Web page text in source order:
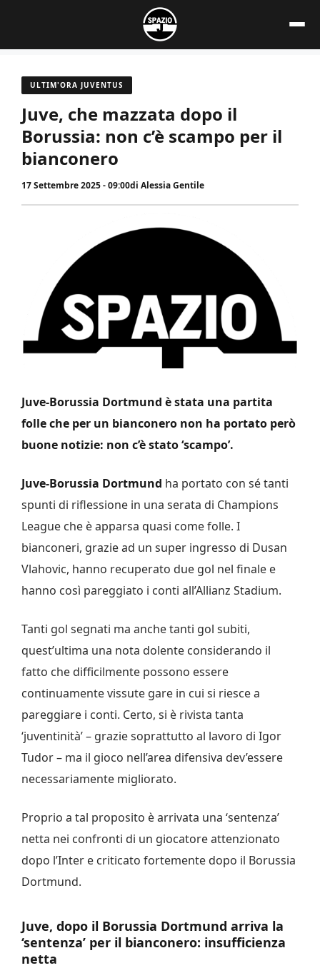
contenuto
ULTIM'ORA JUVENTUS
Juve, che mazzata dopo il
Borussia: non c’è scampo per il
bianconero
17 Settembre 2025 - 09:00di Alessia Gentile
Juve-Borussia Dortmund è stata una partita
folle che per un bianconero non ha portato però
buone notizie: non c’è stato ‘scampo’.
Juve-Borussia Dortmund ha portato con sé tanti
spunti di riflessione in una serata di Champions
League che è apparsa quasi come folle. I
bianconeri, grazie ad un super ingresso di Dusan
Vlahovic, hanno recuperato due gol nel finale e
hanno così pareggiato i conti all’Allianz Stadium.
Tanti gol segnati ma anche tanti gol subiti,
quest’ultima una nota dolente considerando il
fatto che difficilmente possono essere
continuamente vissute gare in cui si riesce a
pareggiare i conti. Certo, si è rivista tanta
‘juventinità’ – grazie soprattutto al lavoro di Igor
Tudor – ma il gioco nell’area difensiva dev’essere
necessariamente migliorato.
Proprio a tal proposito è arrivata una ‘sentenza’
netta nei confronti di un giocatore attenzionato
dopo l’Inter e criticato fortemente dopo il Borussia
Dortmund.
Juve, dopo il Borussia Dortmund arriva la
‘sentenza’ per il bianconero: insufficienza
netta